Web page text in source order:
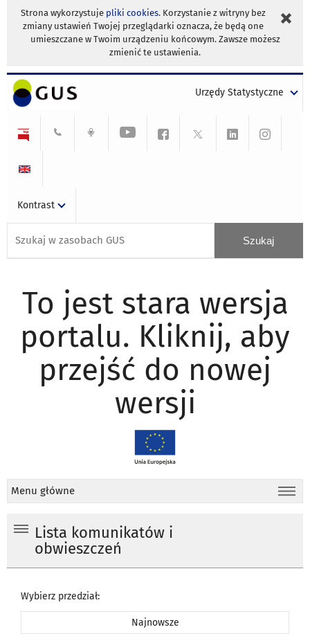
Strona wykorzystuje pliki cookies. Korzystanie z witryny bez
zmiany ustawień Twojej przeglądarki oznacza, że będą one
umieszczane w Twoim urządzeniu końcowym. Zawsze możesz
zmienić te ustawienia.
Urzędy Statystyczne
Kontrast
To jest stara wersja
portalu. Kliknij, aby
przejść do nowej
wersji
Menu główne
Lista komunikatów i
obwieszczeń
Wybierz przedział:
Najnowsze